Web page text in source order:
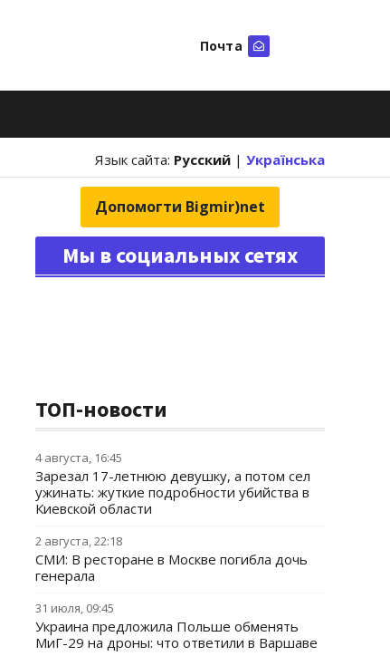
Почта
Язык сайта: Русский | Українська
Допомогти Bigmir)net
Мы в социальных сетях
ТОП-новости
4 августа, 16:45
Зарезал 17-летнюю девушку, а потом сел
ужинать: жуткие подробности убийства в
Киевской области
2 августа, 22:18
СМИ: В ресторане в Москве погибла дочь
генерала
31 июля, 09:45
Украина предложила Польше обменять
МиГ-29 на дроны: что ответили в Варшаве